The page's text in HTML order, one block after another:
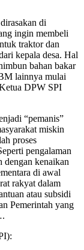
di
ingin membeli
traktor dan
kepala desa. Hal
bahan bakar
lainnya mulai
DPW SPI
“pemanis”
miskin
proses
pengalaman
kenaikan
di awal
rakyat dalam
atau subsidi
Pemerintah yang